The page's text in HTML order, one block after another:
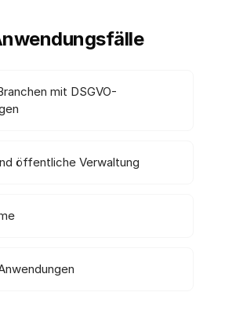
mit DSGVO-
öffentliche Verwaltung